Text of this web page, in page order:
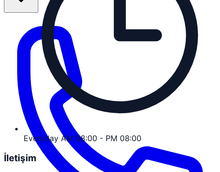
Everyday AM 08:00 - PM 08:00
İletişim